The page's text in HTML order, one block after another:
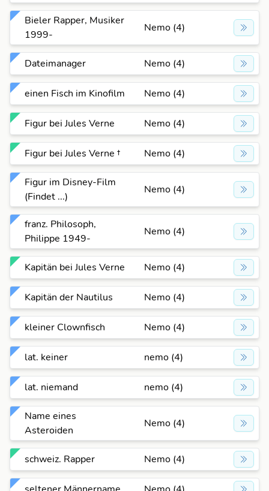
Bieler Rapper, Musiker
1999-
Nemo (4)
Dateimanager Nemo (4)
einen Fisch im Kinofilm Nemo (4)
Figur bei Jules Verne Nemo (4)
Figur bei Jules Verne † Nemo (4)
Figur im Disney-Film
(Findet ...)
Nemo (4)
franz. Philosoph,
Philippe 1949-
Nemo (4)
Kapitän bei Jules Verne Nemo (4)
Kapitän der Nautilus Nemo (4)
kleiner Clownfisch Nemo (4)
lat. keiner nemo (4)
lat. niemand nemo (4)
Name eines
Asteroiden
Nemo (4)
schweiz. Rapper Nemo (4)